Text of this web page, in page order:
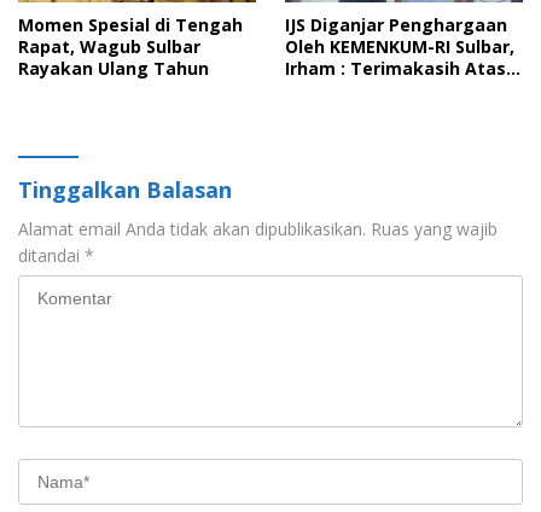
Momen Spesial di Tengah
Rapat, Wagub Sulbar
Rayakan Ulang Tahun
IJS Diganjar Penghargaan
Oleh KEMENKUM-RI Sulbar,
Irham : Terimakasih Atas
Tinggalkan Balasan
Alamat email Anda tidak akan dipublikasikan. Ruas yang wajib
ditandai *